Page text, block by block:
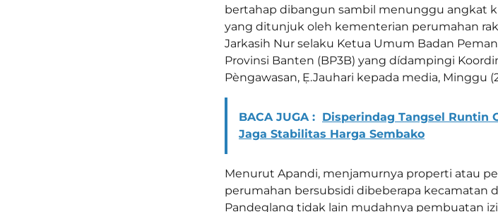
bertahap dibangun sambil menunggu angkat
yang ditunjuk oleh kementerian perumahan
Jarkasih Nur selaku Ketua Umum Badan
Provinsi Banten (BP3B) yang dídampingi
Pèngawasan, Ẹ.Jauhari kepada media, Minggu
BACA JUGA : Disperindag Tangsel Runtin
Jaga Stabilitas Harga Sembako
Menurut Apandi, menjamurnya properti atau
perumahan bersubsidi dibeberapa kecamatan
Pandeglang tidak lain mudahnya pembuatan